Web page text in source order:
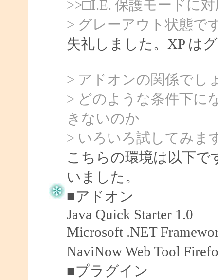
>>□I.E. 保護モードに
> グレーアウト状態で
失礼しました。XP は
> アドオンの関係でし
> どのような条件下に
きないのか
> いろいろ試してみま
こちらの環境は以下で
いました。
■アドオン
Java Quick Starter 1.0
Microsoft .NET
NaviNow Web Tool
■プラグイン